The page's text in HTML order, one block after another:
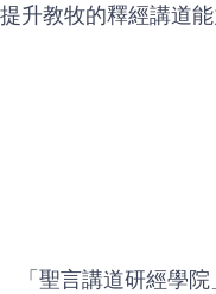
提升教牧的釋經講道能
「聖言講道研經學